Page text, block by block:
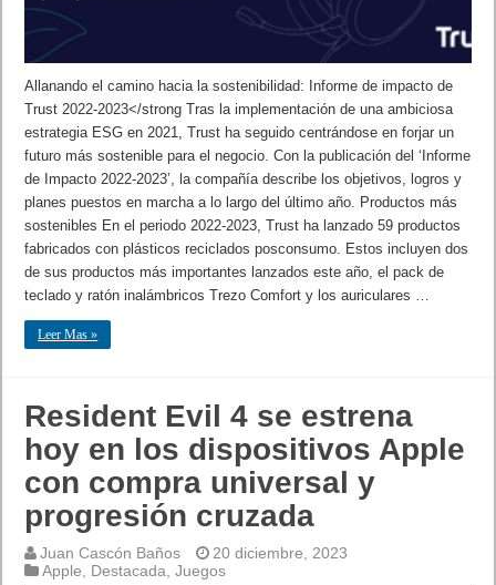
Allanando el camino hacia la sostenibilidad: Informe de impacto de
Trust 2022-2023</strong Tras la implementación de una ambiciosa
estrategia ESG en 2021, Trust ha seguido centrándose en forjar un
futuro más sostenible para el negocio. Con la publicación del ‘Informe
de Impacto 2022-2023’, la compañía describe los objetivos, logros y
planes puestos en marcha a lo largo del último año. Productos más
sostenibles En el periodo 2022-2023, Trust ha lanzado 59 productos
fabricados con plásticos reciclados posconsumo. Estos incluyen dos
de sus productos más importantes lanzados este año, el pack de
teclado y ratón inalámbricos Trezo Comfort y los auriculares …
Leer Mas »
Resident Evil 4 se estrena
hoy en los dispositivos Apple
con compra universal y
progresión cruzada
Juan Cascón Baños
20 diciembre, 2023
Apple
Destacada ,Juegos